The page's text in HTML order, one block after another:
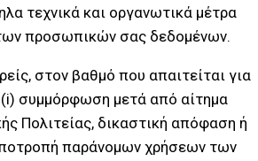
τεχνικά και οργανωτικά μέτρα
προσωπικών σας δεδομένων.
στον βαθμό που απαιτείται για
συμμόρφωση μετά από αίτημα
Πολιτείας, δικαστική απόφαση ή
παράνομων χρήσεων των